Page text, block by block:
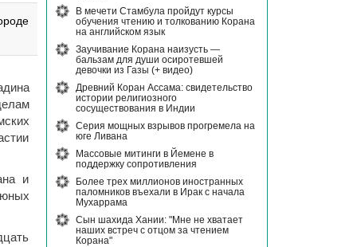
и
В мечети Стамбула пройдут курсы
обучения чтению и толкованию Корана
на английском язык
Заучивание Корана наизусть —
бальзам для души осиротевшей
девочки из Газы (+ видео)
Древний Коран Ассама: свидетельство
истории религиозного
сосуществования в Индии
Серия мощных взрывов прогремела на
юге Ливана
Массовые митинги в Йемене в
поддержку сопротивления
Более трех миллионов иностранных
паломников въехали в Ирак с начала
Мухаррама
Сын шахида Хании: "Мне не хватает
наших встреч с отцом за чтением
Корана"